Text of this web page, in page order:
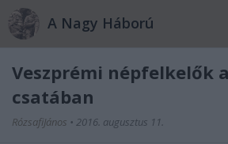
A Nagy Háború
Veszprémi népfelkelők
csatában
RózsafiJános • 2016. augusztus 11.